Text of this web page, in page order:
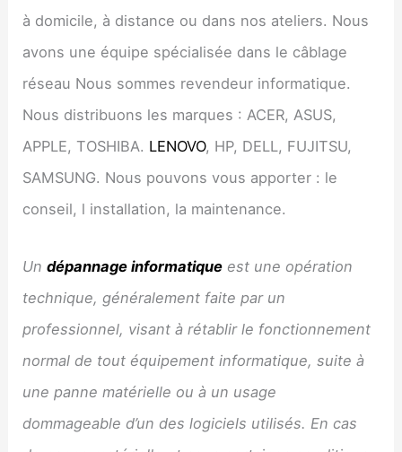
à domicile, à distance ou dans nos ateliers. Nous
avons une équipe spécialisée dans le câblage
réseau Nous sommes revendeur informatique.
Nous distribuons les marques : ACER, ASUS,
APPLE, TOSHIBA. LENOVO, HP, DELL, FUJITSU,
SAMSUNG. Nous pouvons vous apporter : le
conseil, l installation, la maintenance.
Undépannage informatique est une opération
technique, généralement faite par un
professionnel, visant à rétablir le fonctionnement
normal de tout équipement informatique, suite à
une panne matérielle ou à un usage
dommageable d’un des logiciels utilisés. En cas